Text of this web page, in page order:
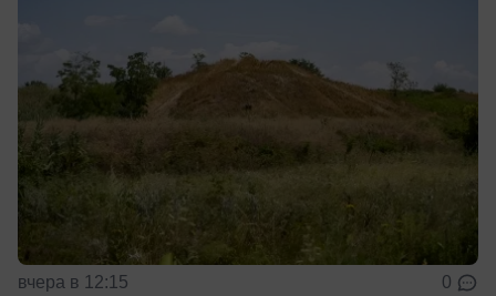
вчера в 12:15 0